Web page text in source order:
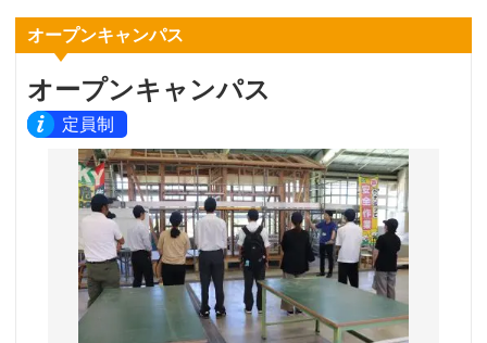
オープンキャンパス
オープンキャンパス
定員制